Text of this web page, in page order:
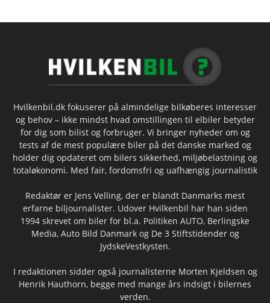
Hvilkenbil.dk fokuserer på almindelige bilkøberes interesser
og behov – ikke mindst hvad omstillingen til elbiler betyder
for dig som bilist og forbruger. Vi bringer nyheder om og
tests af de mest populære biler på det danske marked og
holder dig opdateret om bilers sikkerhed, miljøbelastning og
totaløkonomi. Med fair, fordomsfri og uafhængig journalistik
Redaktør er Jens Velling, der er blandt Danmarks mest
erfarne biljournalister. Udover Hvilkenbil har han siden
1994 skrevet om biler for bl.a. Politiken AUTO, Berlingske
Media, Auto Bild Danmark og De 3 Stiftstidender og
JydskeVestkysten.
I redaktionen sidder også journalisterne Morten Kjeldsen og
Henrik Hauthorn, begge med mange års indsigt i bilernes
verden.